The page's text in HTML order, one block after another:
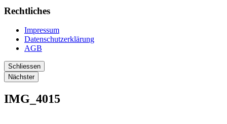
Rechtliches
Impressum
Datenschutzerklärung
AGB
Schliessen
Nächster
IMG_4015